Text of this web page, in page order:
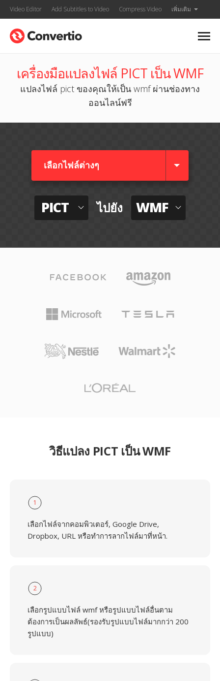
Video Editor Add Subtitles to Video Compress Video เพิ่มเติม
เครื่องมือแปลงไฟล์ PICT เป็น WMF
แปลงไฟล์ pict ของคุณให้เป็น wmf ผ่านช่องทาง
ออนไลน์ฟรี
เลือกไฟล์ต่างๆ​
PICT ไปยัง WMF
วิธีแปลง PICT เป็น WMF
1
เลือกไฟล์จากคอมพิวเตอร์, Google Drive,
Dropbox, URL หรือทำการลากไฟล์มาที่หน้า.
2
เลือกรูปแบบไฟล์ wmf หรือรูปแบบไฟล์อื่นตาม
ต้องการเป็นผลลัพธ์(รองรับรูปแบบไฟล์มากกว่า 200
รูปแบบ)